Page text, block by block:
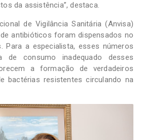
da assistência”, destaca.
de Vigilância Sanitária (Anvisa)
antibióticos foram dispensados no
Para a especialista, esses números
de consumo inadequado desses
a formação de verdadeiros
bactérias resistentes circulando na